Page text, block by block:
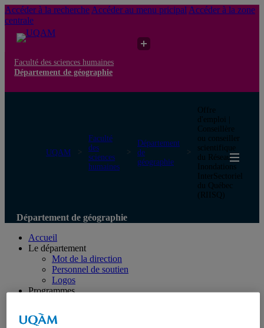
Accéder à la recherche Accéder au menu pricipal Accéder à la zone
centrale
Faculté des sciences humaines
Département de géographie
UQAM
Faculté
des
sciences
humaines
Département
de
géographie
Offre
d'emploi |
Conseillère
ou conseiller
scientifique
du Réseau
Inondations
InterSectoriel
du Québec
(RIISQ)
Département de géographie
Accueil
Le département
Mot de la direction
Personnel de soutien
Logos
Programmes
Doctorat en géographie